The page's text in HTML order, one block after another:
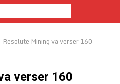
Resolute Mining va verser 160
verser 160